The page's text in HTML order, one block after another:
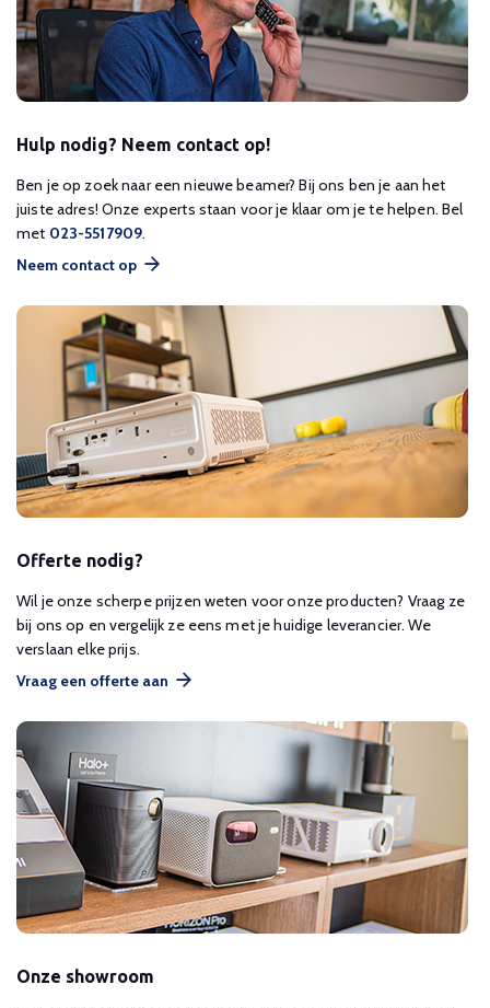
Hulp nodig? Neem contact op!
Ben je op zoek naar een nieuwe beamer? Bij ons ben je aan het
juiste adres! Onze experts staan voor je klaar om je te helpen. Bel
met 023-5517909.
Neem contact op
Offerte nodig?
Wil je onze scherpe prijzen weten voor onze producten? Vraag ze
bij ons op en vergelijk ze eens met je huidige leverancier. We
verslaan elke prijs.
Vraag een offerte aan
Onze showroom